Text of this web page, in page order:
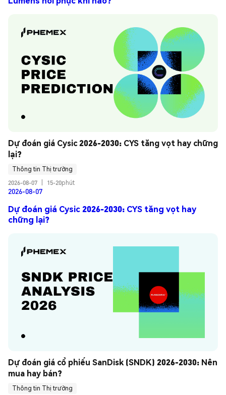
Dự đoán giá Cysic 2026-2030: CYS tăng vọt hay chững
lại?
Thông tin Thị trường
2026-08-07
15-20phút
2026-08-07
Dự đoán giá Cysic 2026-2030: CYS tăng vọt hay
chững lại?
Dự đoán giá cổ phiếu SanDisk (SNDK) 2026-2030: Nên
mua hay bán?
Thông tin Thị trường